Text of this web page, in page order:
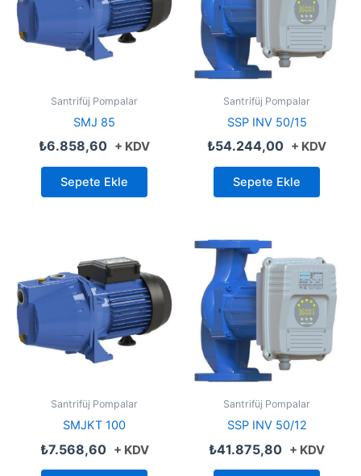
Santrifüj Pompalar
SMJ 85
₺6.858,60 + KDV
Sepete Ekle
Santrifüj Pompalar
SSP INV 50/15
₺54.244,00 + KDV
Sepete Ekle
Santrifüj Pompalar
SMJKT 100
₺7.568,60 + KDV
Santrifüj Pompalar
SSP INV 50/12
₺41.875,80 + KDV